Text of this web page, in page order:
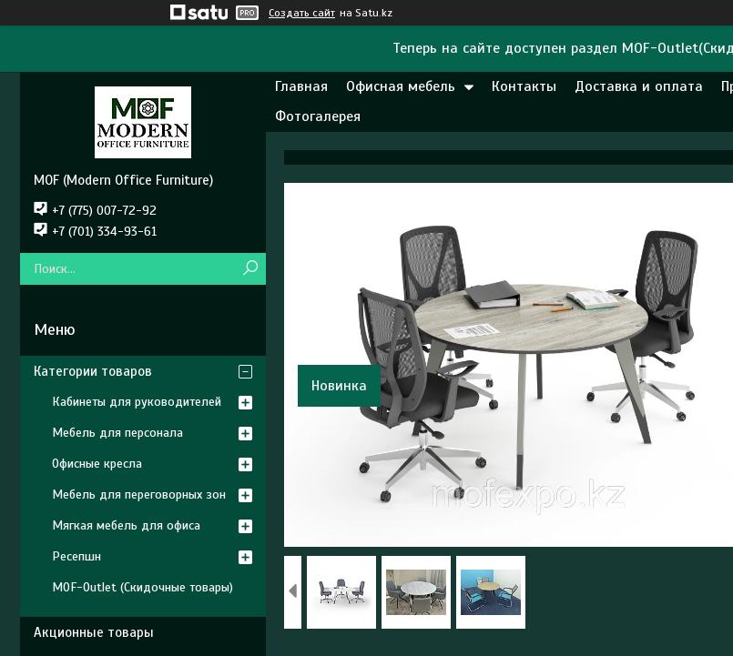
Создать сайт на Satu.kz
Теперь на сайте доступен раздел MOF-
Главная Офисная мебель Контакты Доставка и оплата
Фотогалерея
Новинка
MOF (Modern Office Furniture)
+7 (775) 007-72-92
+7 (701) 334-93-61
Категории товаров
Кабинеты для руководителей
Мебель для персонала
Офисные кресла
Мебель для переговорных зон
Мягкая мебель для офиса
Ресепшн
MOF-Outlet (Скидочные товары)
Акционные товары